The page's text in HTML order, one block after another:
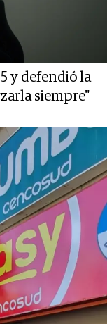
y defendió la
siempre"